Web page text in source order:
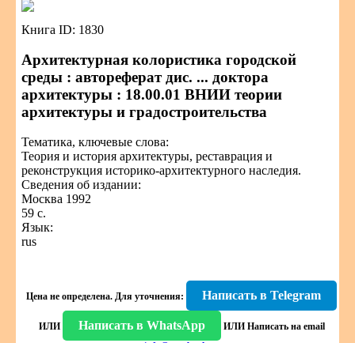
Книга ID: 1830
Архитектурная колористика городской
среды : автореферат дис. ... доктора
архитектуры : 18.00.01 ВНИИ теории
архитектуры и градостроительства
Тематика, ключевые слова:
Теория и история архитектуры, реставрация и
реконструкция историко-архитектурного наследия.
Сведения об издании:
Москва 1992
59 с.
Язык:
rus
Цена не определена. Для уточнения: Написать в Telegram
ИЛИ Написать в WhatsApp ИЛИ Написать на email